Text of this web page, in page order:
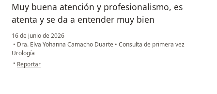
Muy buena atención y profesionalismo, es
atenta y se da a entender muy bien
16 de junio de 2026
• Dra. Elva Yohanna Camacho Duarte • Consulta de primera vez
Urología
• en opinión del usuario Jhon Alejandro Trujillo
Reportar